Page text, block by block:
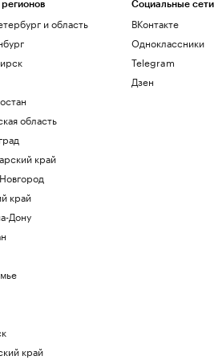
и область
область
край
край
Дону
край
Социальные сети
ВКонтакте
Одноклассники
Telegram
Дзен